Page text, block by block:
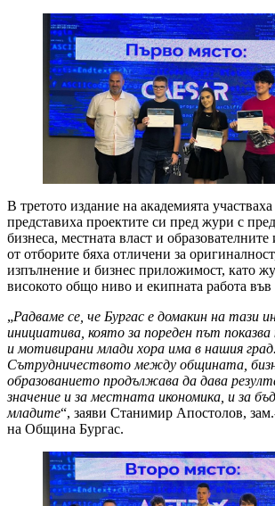
В третото издание на академията
представиха проектите си пред жури с
бизнеса, местната власт и
от отборите бяха отличени за
изпълнение и бизнес приложимост, като
високото общо ниво и екипната работа
„Радваме се, че Бургас е домакин на тази
инициатива, която за пореден път
и мотивирани млади хора има в нашия град.
Сътрудничеството между общината,
образованието продължава да дава
значение и за местната икономика, и за
младите“, заяви Станимир Апостолов,
на Община Бургас.